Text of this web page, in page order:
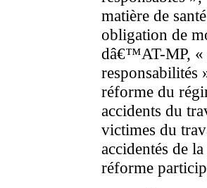
matière de
obligation de
dâ€™AT-MP, «
responsabilités
réforme du
accidents du
victimes du
accidentés de
réforme